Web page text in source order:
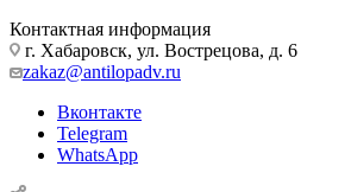
Контактная информация
г. Хабаровск, ул. Вострецова, д. 6
zakaz@antilopadv.ru
Вконтакте
Telegram
WhatsApp